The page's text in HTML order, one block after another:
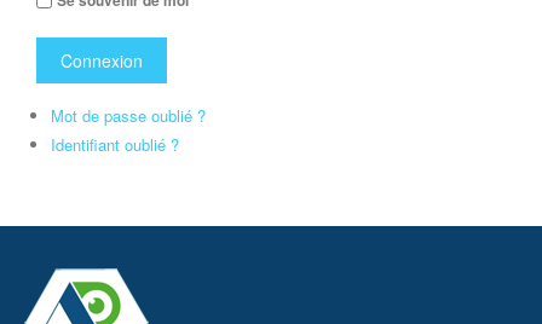
Connexion
Mot de passe oublié ?
Identifiant oublié ?